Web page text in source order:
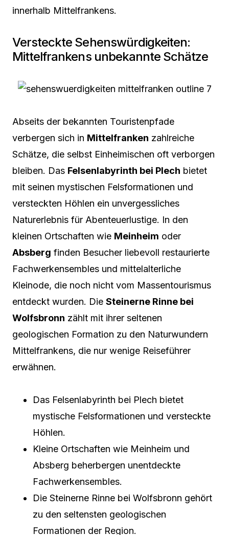
innerhalb Mittelfrankens.
Versteckte Sehenswürdigkeiten:
Mittelfrankens unbekannte Schätze
Abseits der bekannten Touristenpfade
verbergen sich in Mittelfranken zahlreiche
Schätze, die selbst Einheimischen oft verborgen
bleiben. Das Felsenlabyrinth bei Plech bietet
mit seinen mystischen Felsformationen und
versteckten Höhlen ein unvergessliches
Naturerlebnis für Abenteuerlustige. In den
kleinen Ortschaften wie Meinheim oder
Absberg finden Besucher liebevoll restaurierte
Fachwerkensembles und mittelalterliche
Kleinode, die noch nicht vom Massentourismus
entdeckt wurden. Die Steinerne Rinne bei
Wolfsbronn zählt mit ihrer seltenen
geologischen Formation zu den Naturwundern
Mittelfrankens, die nur wenige Reiseführer
erwähnen.
Das Felsenlabyrinth bei Plech bietet
mystische Felsformationen und versteckte
Höhlen.
Kleine Ortschaften wie Meinheim und
Absberg beherbergen unentdeckte
Fachwerkensembles.
Die Steinerne Rinne bei Wolfsbronn gehört
zu den seltensten geologischen
Formationen der Region.